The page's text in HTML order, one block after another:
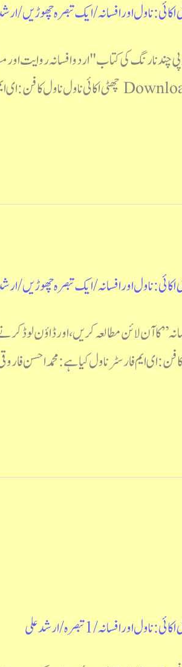
اکائی : ناول اور افسانہ/ایک تبصرہ چھوڑیں/
چند نارنگ کی کتاب "اردو افسانہ روایت
اکائی : ناول اور افسانہ/ایک تبصرہ چھوڑیں/
کا آن لائن مطالعہ کریں، اور ڈاؤن
اکائی : ناول اور افسانہ/1 تبصرہ /ارشد علی